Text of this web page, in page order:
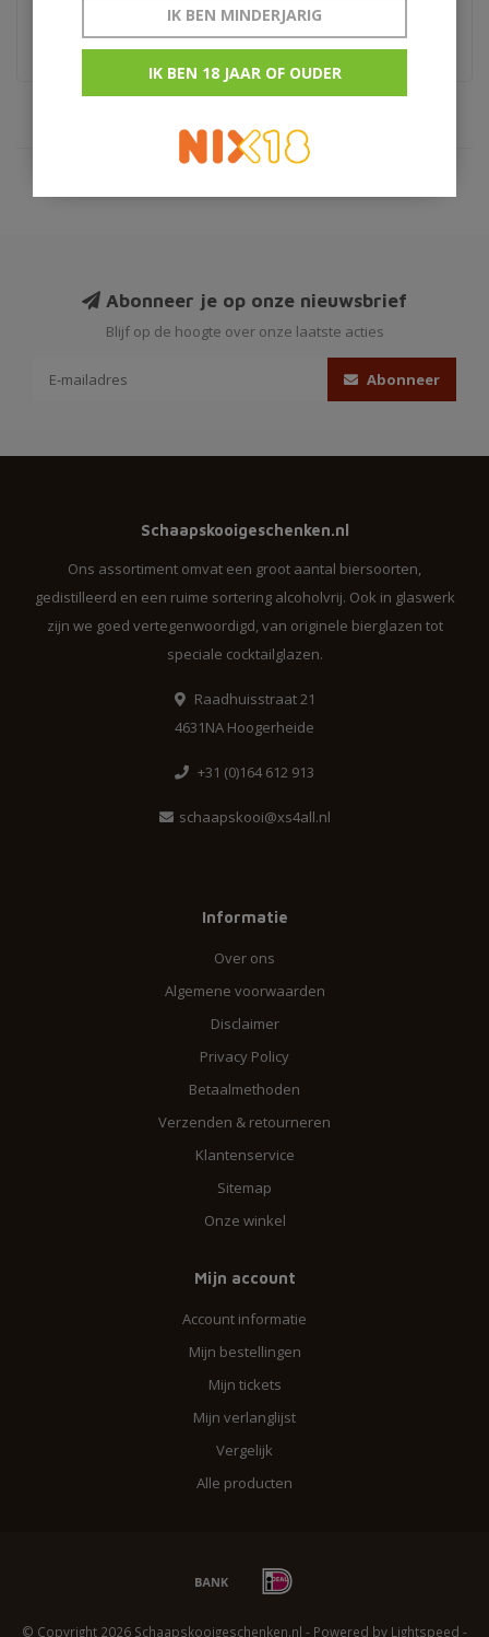
Absente
Abonneer je op onze nieuwsbrief
Blijf op de hoogte over onze laatste acties
Abonneer
Schaapskooigeschenken.nl
Ons assortiment omvat een groot aantal biersoorten,
gedistilleerd en een ruime sortering alcoholvrij. Ook in glaswerk
zijn we goed vertegenwoordigd, van originele bierglazen tot
speciale cocktailglazen.
Raadhuisstraat 21
4631NA Hoogerheide
+31 (0)164 612 913
schaapskooi@xs4all.nl
Informatie
Over ons
Algemene voorwaarden
Disclaimer
Privacy Policy
Betaalmethoden
Verzenden & retourneren
Klantenservice
Sitemap
Onze winkel
Mijn account
Account informatie
Mijn bestellingen
Mijn tickets
Mijn verlanglijst
Vergelijk
Alle producten
© Copyright 2026 Schaapskooigeschenken.nl - Powered by Lightspeed -
IK BEN MINDERJARIG
IK BEN 18 JAAR OF OUDER